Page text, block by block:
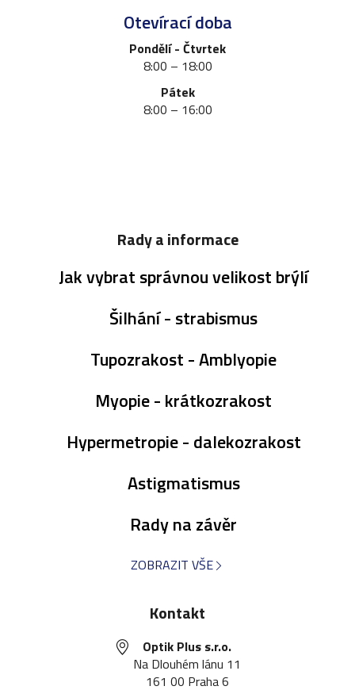
Otevírací doba
Pondělí - Čtvrtek
8:00 – 18:00
Pátek
8:00 – 16:00
Rady a informace
Jak vybrat správnou velikost brýlí
Šilhání - strabismus
Tupozrakost - Amblyopie
Myopie - krátkozrakost
Hypermetropie - dalekozrakost
Astigmatismus
Rady na závěr
ZOBRAZIT VŠE
Kontakt
Optik Plus s.r.o.
Na Dlouhém lánu 11
161 00 Praha 6